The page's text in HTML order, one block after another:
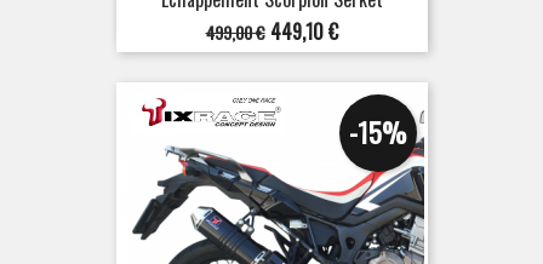
Prix
de
base
499,00 € Prix
449,10 €
-15%